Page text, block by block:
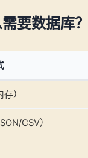
要数据库？
）
CSV）